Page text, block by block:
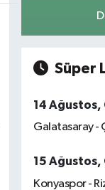
Süper
14 Ağustos,
Galatasaray -
15 Ağustos,
Konyaspor -